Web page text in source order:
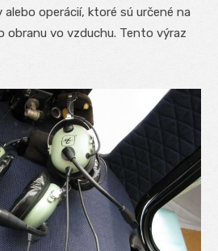
operácií, ktoré sú určené na
obranu vo vzduchu. Tento výraz